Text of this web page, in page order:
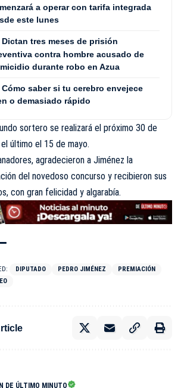
a operar con tarifa integrada
este lunes
Dictan tres meses de prisión
contra hombre acusado de
durante robo en Azua
Cómo saber si tu cerebro envejece
o demasiado rápido
sortero se realizará el próximo 30 de
último el 15 de mayo.
agradecieron a Jiménez la
del novedoso concurso y recibieron sus
con gran felicidad y algarabía.
DIPUTADO PEDRO JIMÉNEZ
PREMIACIÓN
DE ÚLTIMO MINUTO